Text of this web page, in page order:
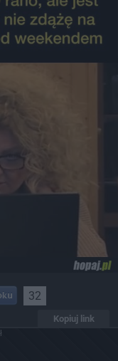
32
Kopiuj link